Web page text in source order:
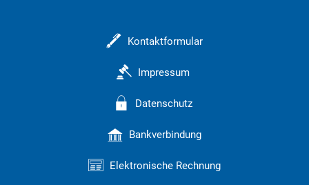
Kontaktformular
Impressum
Datenschutz
Bankverbindung
Elektronische Rechnung